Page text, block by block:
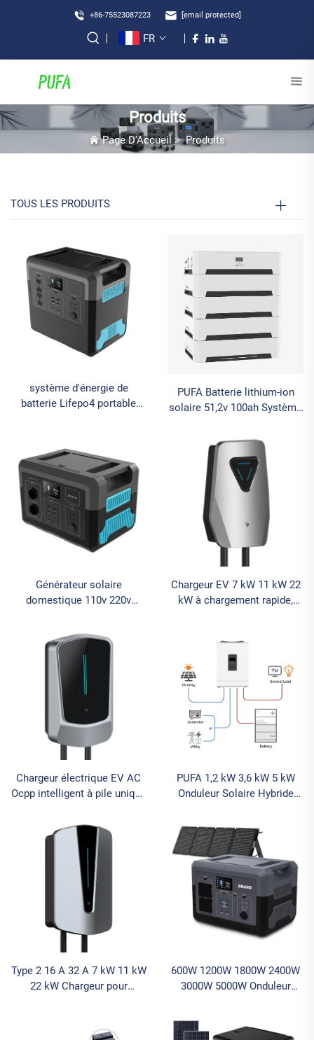
+86-75523087223 [email protected]
FR
Produits
Page D'Accueil >Produits
TOUS LES PRODUITS
système d'énergie de
batterie Lifepo4 portable
Station d'énergie solaire
portable
PUFA Batterie lithium-ion
solaire 51,2v 100ah Système
domestique 10kwh 20kwh
Système de stockage
d'énergie solaire domestique
Générateur solaire
domestique 110v 220v
camping 5000w 3000w
2400w 1500w 600w 500w
300w Station d'énergie
portable
Chargeur EV 7 kW 11 kW 22
kW à chargement rapide,
électriques
Chargeur électrique EV AC
Ocpp intelligent à pile unique
PUFA 1,2 kW 3,6 kW 5 kW
Onduleur Solaire Hybride
Onduleur Hors Réseau pour
Système Solaire
Type 2 16 A 32 A 7 kW 11 kW
22 kW Chargeur pour
Réglable Wallbox Chargeur
600W 1200W 1800W 2400W
3000W 5000W Onduleur
Station d'alimentation